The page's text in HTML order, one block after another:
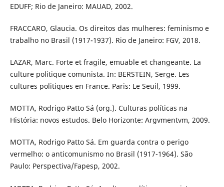
EDUFF; Rio de Janeiro: MAUAD, 2002.
FRACCARO, Glaucia. Os direitos das mulheres: feminismo e
trabalho no Brasil (1917-1937). Rio de Janeiro: FGV, 2018.
LAZAR, Marc. Forte et fragile, emuable et changeante. La
culture politique comunista. In: BERSTEIN, Serge. Les
cultures politiques en France. Paris: Le Seuil, 1999.
MOTTA, Rodrigo Patto Sá (org.). Culturas políticas na
História: novos estudos. Belo Horizonte: Argvmentvm, 2009.
MOTTA, Rodrigo Patto Sá. Em guarda contra o perigo
vermelho: o anticomunismo no Brasil (1917-1964). São
Paulo: Perspectiva/Fapesp, 2002.